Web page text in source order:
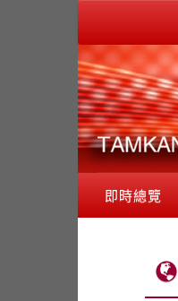
即時總覽